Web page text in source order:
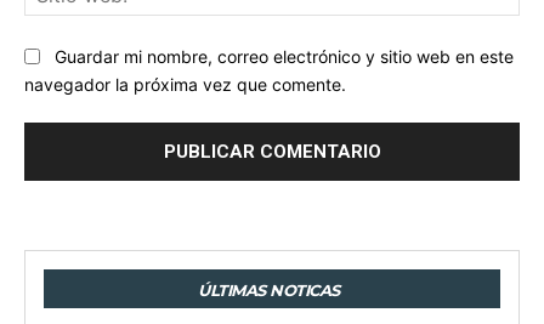
Guardar mi nombre, correo electrónico y sitio web en este
navegador la próxima vez que comente.
ÚLTIMAS NOTICAS